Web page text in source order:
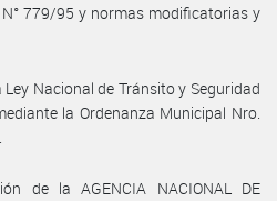
779/95 y normas modificatorias y
Nacional de Tránsito y Seguridad
la Ordenanza Municipal Nro.
de la AGENCIA NACIONAL DE